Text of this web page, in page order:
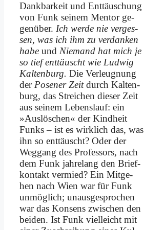
Dank­bar­keit und Ent­täu­schung
von Funk sei­nem Men­tor ge­
gen­über. Ich wer­de nie ver­ges­
sen, was ich ihm zu ver­dan­ken
ha­be und Nie­mand hat mich je
so tief ent­täuscht wie Lud­wig
Kal­ten­burg. Die Ver­leug­nung
der Po­se­ner Zeitdurch Kal­ten­
burg, das Strei­chen die­ser Zeit
aus sei­nem Le­bens­lauf: ein
»Aus­lö­schen« der Kind­heit
Funks – ist es wirk­lich das, was
ihn so ent­täuscht? Oder der
Weg­gang des Pro­fes­sors, nach
dem Funk jah­re­lang den Brief­
kon­takt ver­mied? Ein Mit­ge­
hen nach Wien war für Funk
un­mög­lich; un­aus­ge­spro­chen
war das Kon­sens zwi­schen den
bei­den. Ist Funk viel­leicht mit